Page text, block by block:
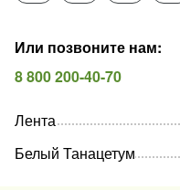
Или позвоните нам:
8 800 200-40-70
Лента
Белый Танацетум